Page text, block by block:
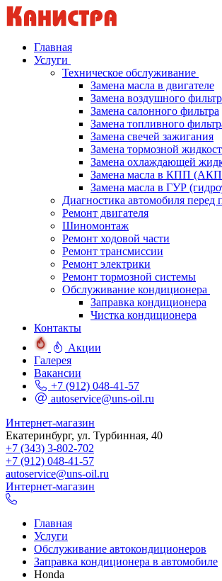
Главная
Услуги
Техническое обслуживание
Замена масла в двигателе
Замена воздушного
Замена салонного фильтра
Замена топливного
Замена свечей зажигания
Замена тормозной
Замена охлаждающей
Замена масла в КПП
Замена масла в ГУР
Диагностика автомобиля перед
Ремонт двигателя
Шиномонтаж
Ремонт ходовой части
Ремонт трансмиссии
Ремонт электрики
Ремонт тормозной системы
Обслуживание кондиционера
Заправка кондиционера
Чистка кондиционера
Контакты
Акции
Галерея
Вакансии
+7 (912) 048-41-57
autoservice@uns-oil.ru
Интернет-магазин
Екатеринбург, ул. Турбинная, 40
+7 (343) 3-802-702
+7 (912) 048-41-57
autoservice@uns-oil.ru
Интернет-магазин
Главная
Услуги
Обслуживание автокондиционеров
Заправка кондиционера в автомобиле
Honda